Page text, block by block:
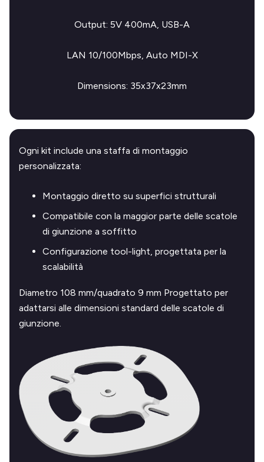
Output: 5V 400mA, USB-A
LAN 10/100Mbps, Auto MDI-X
Dimensions: 35x37x23mm
Ogni kit include una staffa di montaggio
personalizzata:
Montaggio diretto su superfici strutturali
Compatibile con la maggior parte delle scatole
di giunzione a soffitto
Configurazione tool-light, progettata per la
scalabilità
Diametro 108 mm/quadrato 9 mm Progettato per
adattarsi alle dimensioni standard delle scatole di
giunzione.